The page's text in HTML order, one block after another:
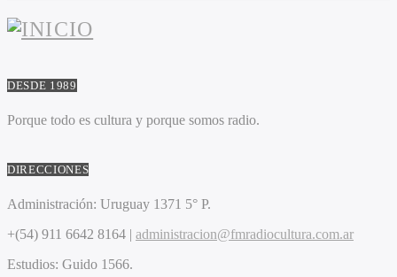
DESDE 1989
Porque todo es cultura y porque somos radio.
DIRECCIONES
Administración: Uruguay 1371 5° P.
+(54) 911 6642 8164 | administracion@fmradiocultura.com.ar
Estudios: Guido 1566.